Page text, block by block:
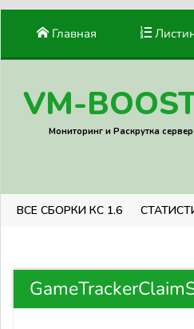
Главная
VM-
Мониторинг и Раскрутка
ВСЕ СБОРКИ КС 1.6